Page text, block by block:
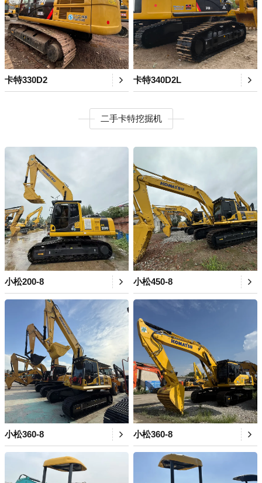
卡特330D2 卡特340D2L
二手卡特挖掘机
小松200-8 小松450-8
小松360-8 小松360-8